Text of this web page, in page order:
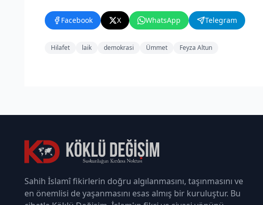
Facebook X WhatsApp Telegram
Hilafet laik demokrasi Ümmet Feyza Altun
Sahih İslamî fikirlerin doğru algılanmasını, taşınmasını ve
en önemlisi de yaşanmasını esas almış bir kuruluştur. Bu